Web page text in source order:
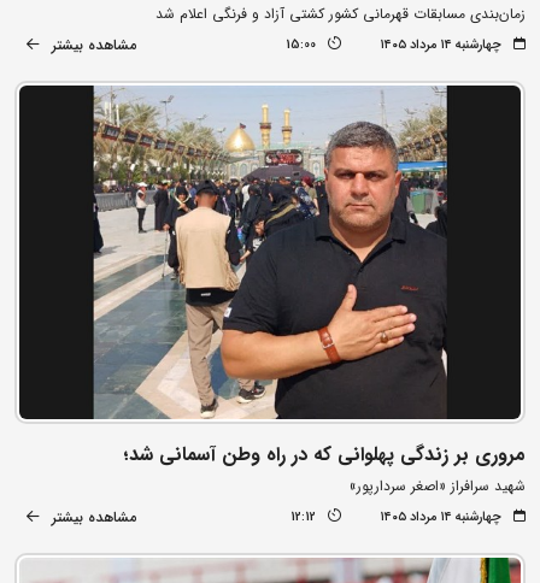
زمان‌بندی مسابقات قهرمانی کشور کشتی آزاد و فرنگی اعلام شد
چهارشنبه ۱۴ مرداد ۱۴۰۵ 15:00 مشاهده بیشتر
مروری بر زندگی پهلوانی که در راه وطن آسمانی شد؛
شهید سرافراز «اصغر سردارپور»
چهارشنبه ۱۴ مرداد ۱۴۰۵ 12:12 مشاهده بیشتر